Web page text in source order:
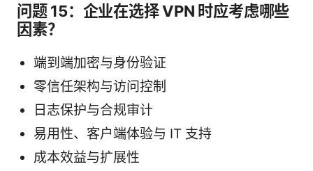
问题 15：企业在选择 VPN 时应考虑哪些
因素？
端到端加密与身份验证
零信任架构与访问控制
日志保护与合规审计
易用性、客户端体验与 IT 支持
成本效益与扩展性